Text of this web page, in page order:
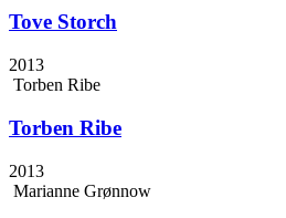
Tove Storch
2013
Torben Ribe
Torben Ribe
2013
Marianne Grønnow